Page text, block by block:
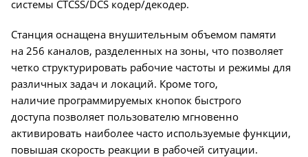
системы CTCSS/DCS кодер/декодер.
Станция оснащена внушительным объемом памяти
на 256 каналов, разделенных на зоны, что позволяет
четко структурировать рабочие частоты и режимы для
различных задач и локаций. Кроме того,
наличие программируемых кнопок быстрого
доступа позволяет пользователю мгновенно
активировать наиболее часто используемые функции,
повышая скорость реакции в рабочей ситуации.